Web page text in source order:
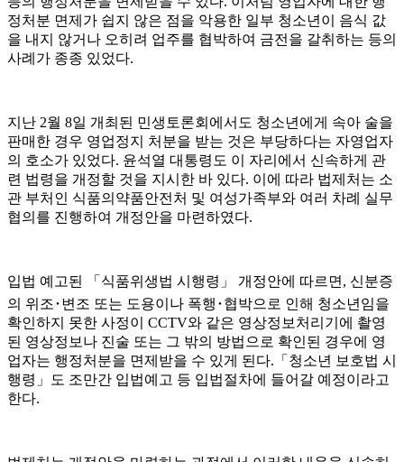
정처분 면제가 쉽지 않은 점을 악용한 일부 청소년이 음식 값
을 내지 않거나 오히려 업주를 협박하여 금전을 갈취하는 등의
사례가 종종 있었다.
지난 2월 8일 개최된 민생토론회에서도 청소년에게 속아 술을
판매한 경우 영업정지 처분을 받는 것은 부당하다는 자영업자
의 호소가 있었다. 윤석열 대통령도 이 자리에서 신속하게 관
련 법령을 개정할 것을 지시한 바 있다. 이에 따라 법제처는 소
관 부처인 식품의약품안전처 및 여성가족부와 여러 차례 실무
협의를 진행하여 개정안을 마련하였다.
입법 예고된 「 식품위생법 시행령 」 개정안에 따르면 , 신분증
의 위조･변조 또는 도용이나 폭행 ･협박으로 인해 청소년임을
확인하지 못한 사정이 CCTV와 같은 영상정보처리기에 촬영
된 영상정보나 진술 또는 그 밖의 방법으로 확인된 경우에 영
업자는 행정처분을 면제받을 수 있게 된다. 「 청소년 보호법 시
행령 」
도 조만간 입법예고 등 입법절차에 들어갈 예정이라고
한다.